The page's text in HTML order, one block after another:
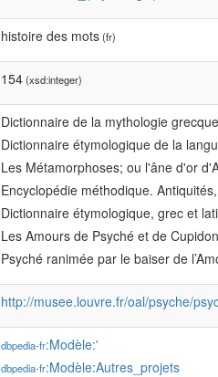
histoire des mots(fr)
154(xsd:integer)
Dictionnaire de la mythologie
Dictionnaire étymologique de la
Les Métamorphoses; ou l'âne d'or
Encyclopédie méthodique.
Dictionnaire étymologique, grec et
Les Amours de Psyché et de Cupidon
Psyché ranimée par le baiser de
http://musee.louvre.fr/oal/psyche/
dbpedia-fr:Modèle:'
dbpedia-fr:Modèle:Autres_projets